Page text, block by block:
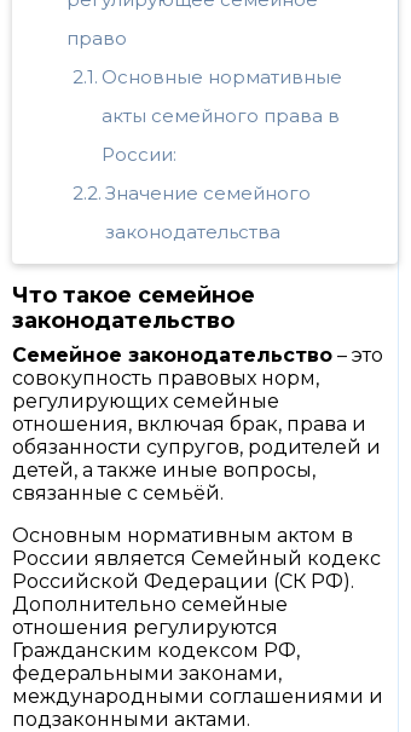
право
Основные нормативные
акты семейного права в
России:
Значение семейного
законодательства
Что такое семейное
законодательство
Семейное законодательство – это
совокупность правовых норм,
регулирующих семейные
отношения, включая брак, права и
обязанности супругов, родителей и
детей, а также иные вопросы,
связанные с семьёй.
Основным нормативным актом в
России является Семейный кодекс
Российской Федерации (СК РФ).
Дополнительно семейные
отношения регулируются
Гражданским кодексом РФ,
федеральными законами,
международными соглашениями и
подзаконными актами.